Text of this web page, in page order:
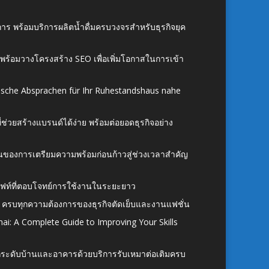
ร พร้อมบริการผลิตน้ำดื่มครบวงจรสำหรับธุรกิจยุค
อมวางโครงสร้าง SEO เพื่อเพิ่มโอกาสในการเข้า
Absprachen für Ihr Ruhestandshaus nahe
วยสร้างแบรนด์ได้ง่าย พร้อมต่อยอดธุรกิจอย่าง
องการเตรียมความพร้อมก่อนก้าวสู่ช่วงเวลาสำคัญ
ท์ที่ตอบโจทย์การใช้งานในระยะยาว
รบทุกความต้องการของธุรกิจตัดเย็บและงานแฟชั่น
A Complete Guide to Improving Your Skills
ะดับบ้านและอาคารด้วยบริการรับเหมาต่อเติมครบ